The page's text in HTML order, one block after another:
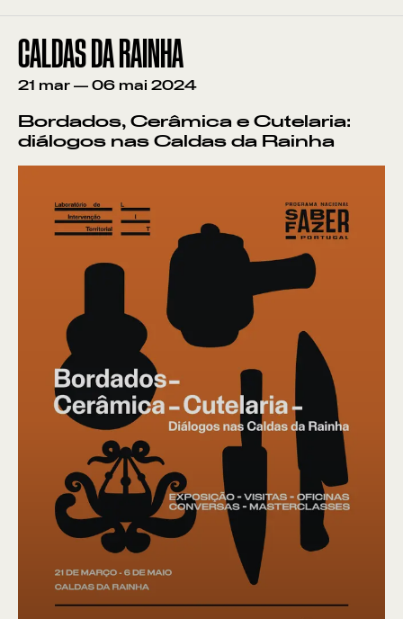
CALDAS DA RAINHA
21 mar — 06 mai 2024
Bordados, Cerâmica e Cutelaria:
diálogos nas Caldas da Rainha